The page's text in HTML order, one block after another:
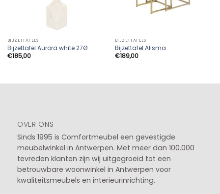
BIJZETTAFELS
Bijzettafel Aurora white 27Ø
€185,00
BIJZETTAFELS
Bijzettafel Alisma
€189,00
OVER ONS
Sinds 1995 is Comfortmeubel een gevestigde
meubelwinkel in Antwerpen. Met meer dan 100.000
tevreden klanten zijn wij uitgegroeid tot een
betrouwbare woonwinkel in Antwerpen voor
kwaliteitsmeubels en interieurinrichting.